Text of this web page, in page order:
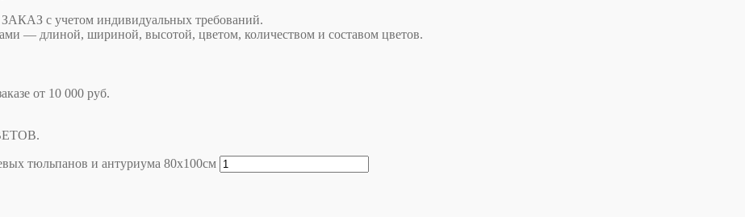
учетом индивидуальных требований.
— длиной, шириной, высотой, цветом, количеством и составом цветов.
от 10 000 руб.
тюльпанов и антуриума 80х100см